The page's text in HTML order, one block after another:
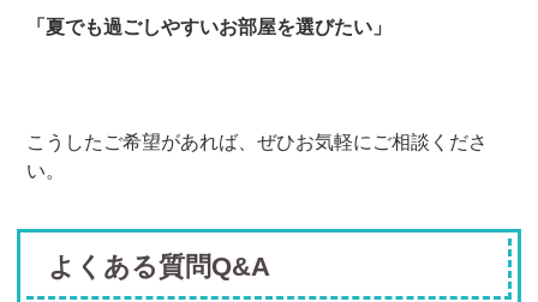
「夏でも過ごしやすいお部屋を選びたい」
こうしたご希望があれば、ぜひお気軽にご相談くださ
い。
よくある質問Q&A